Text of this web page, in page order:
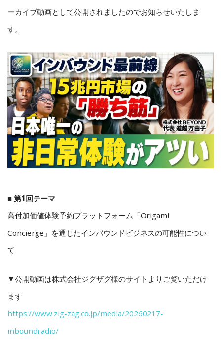
ーカイブ動画として公開されましたのでお知らせいたしま
す。
■ 第1回テーマ
高付加価値体験予約プラットフォーム「Origami
Concierge」を通じたインバウンドビジネスの可能性につい
て
▼公開動画は株式会社ジグザグ様のサイトよりご覧いただけ
ます
https://www.zig-zag.co.jp/media/20260217-
inboundradio/